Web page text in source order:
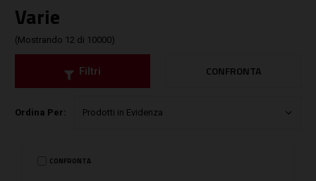
Varie
(Mostrando 12 di 10000)
Filtri CONFRONTA
Ordina Per:
CONFRONTA